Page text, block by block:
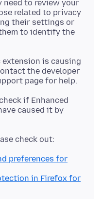
to review your
related to privacy
their settings or
to identify the
is causing
the developer
if Enhanced
caused it by
preferences for
in Firefox for